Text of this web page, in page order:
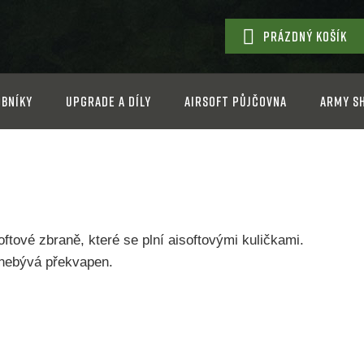
NÁKUPNÍ
KOŠÍK
PRÁZDNÝ KOŠÍK
Upgrade a díly Airsoft půjčovna Army
zbraně, které se plní aisoftovými kuličkami.
překvapen.